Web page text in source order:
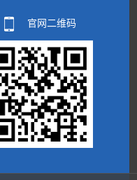
官网二维码